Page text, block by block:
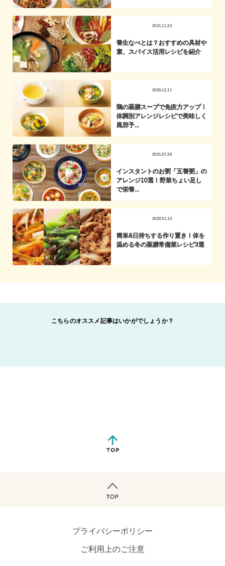
2021.11.22
養生なべとは？おすすめの具材や
素、スパイス活用レシピを紹介
2020.12.11
鶏の薬膳スープで免疫力アップ！
体調別アレンジレシピで美味しく
風邪予...
2021.07.28
インスタントのお粥「五養粥」の
アレンジ10選！野菜ちょい足し
で栄養...
2020.01.10
簡単&日持ちする作り置き！体を
温める冬の薬膳常備菜レシピ3選
こちらのオススメ記事はいかがでしょうか？
プライバシーポリシー
ご利用上のご注意